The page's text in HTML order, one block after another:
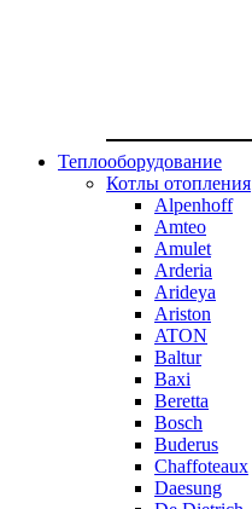
Теплооборудование
Котлы отопления
Alpenhoff
Amteo
Amulet
Arderia
Arideya
Ariston
ATON
Baltur
Baxi
Beretta
Bosch
Buderus
Chaffoteaux
Daesung